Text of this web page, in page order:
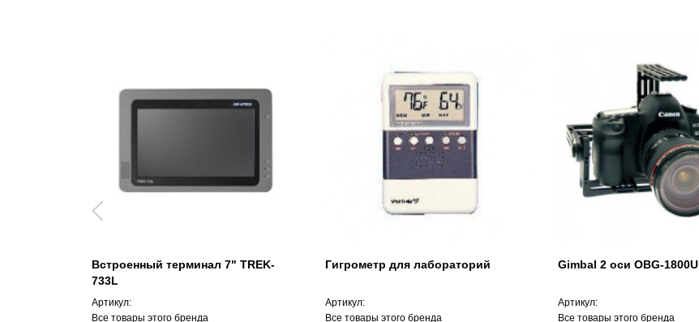
Встроенный терминал 7" TREK-
733L
Артикул:
Все товары этого бренда
Гигрометр для лабораторий
Артикул:
Все товары этого бренда
Gimbal 2 оси OBG-1800U
Артикул:
Все товары этого бренда